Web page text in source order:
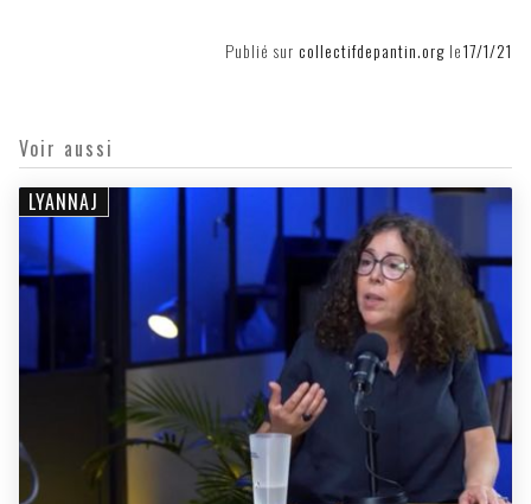
Publié sur collectifdepantin.orgle17/1/21
Voir aussi
LYANNAJ